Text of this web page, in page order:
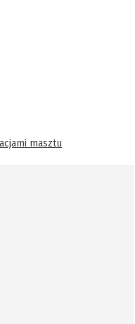
masztu